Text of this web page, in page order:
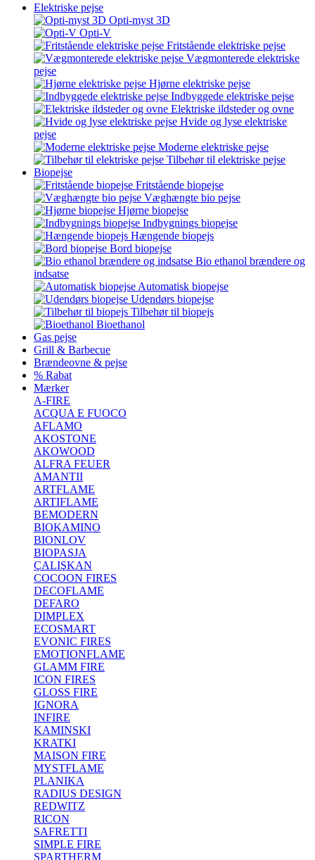
Elektriske pejse
Opti-myst 3D
Opti-V
Fritstående elektriske pejse
Vægmonterede elektriske
pejse
Hjørne elektriske pejse
Indbyggede elektriske pejse
Elektriske ildsteder og ovne
Hvide og lyse elektriske
pejse
Moderne elektriske pejse
Tilbehør til elektriske pejse
Biopejse
Fritstående biopejse
Væghængte bio pejse
Hjørne biopejse
Indbygnings biopejse
Hængende biopejs
Bord biopejse
Bio ethanol brændere og
indsatse
Automatisk biopejse
Udendørs biopejse
Tilbehør til biopejs
Bioethanol
Gas pejse
Grill & Barbecue
Brændeovne & pejse
% Rabat
Mærker
A-FIRE
ACQUA E FUOCO
AFLAMO
AKOSTONE
AKOWOOD
ALFRA FEUER
AMANTII
ARTFLAME
ARTIFLAME
BEMODERN
BIOKAMINO
BIONLOV
BIOPASJA
ÇALIŞKAN
COCOON FIRES
DECOFLAME
DEFARO
DIMPLEX
ECOSMART
EVONIC FIRES
EMOTIONFLAME
GLAMM FIRE
ICON FIRES
GLOSS FIRE
IGNORA
INFIRE
KAMINSKI
KRATKI
MAISON FIRE
MYSTFLAME
PLANIKA
RADIUS DESIGN
REDWITZ
RICON
SAFRETTI
SIMPLE FIRE
SPARTHERM